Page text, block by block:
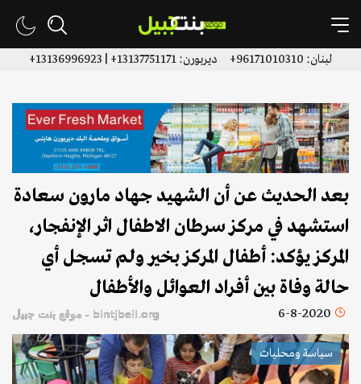
لبنان: 96171010310+ ديربورن: 13137751171+ | 13136996923+
بعد الحديث عن أن الشهيد جهاد مارون سعادة
استشهد في مركز سرطان الاطفال اثر الإنفجار،
المركز يؤكد: أطفال المركز بخير ولم تسجل أي
حالة وفاة بين أفراد العوائل والأطفال
6-8-2020 bintjbeil.org - موقع بنت جبيل
سياسة ومحليات